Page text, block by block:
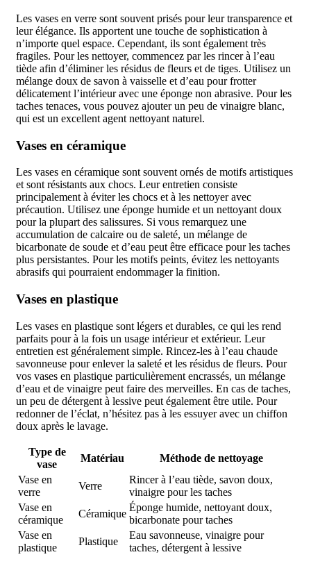
Les vases en verre sont souvent prisés pour leur transparence et
leur élégance. Ils apportent une touche de sophistication à
n’importe quel espace. Cependant, ils sont également très
fragiles. Pour les nettoyer, commencez par les rincer à l’eau
tiède afin d’éliminer les résidus de fleurs et de tiges. Utilisez un
mélange doux de savon à vaisselle et d’eau pour frotter
délicatement l’intérieur avec une éponge non abrasive. Pour les
taches tenaces, vous pouvez ajouter un peu de vinaigre blanc,
qui est un excellent agent nettoyant naturel.
Vases en céramique
Les vases en céramique sont souvent ornés de motifs artistiques
et sont résistants aux chocs. Leur entretien consiste
principalement à éviter les chocs et à les nettoyer avec
précaution. Utilisez une éponge humide et un nettoyant doux
pour la plupart des salissures. Si vous remarquez une
accumulation de calcaire ou de saleté, un mélange de
bicarbonate de soude et d’eau peut être efficace pour les taches
plus persistantes. Pour les motifs peints, évitez les nettoyants
abrasifs qui pourraient endommager la finition.
Vases en plastique
Les vases en plastique sont légers et durables, ce qui les rend
parfaits pour à la fois un usage intérieur et extérieur. Leur
entretien est généralement simple. Rincez-les à l’eau chaude
savonneuse pour enlever la saleté et les résidus de fleurs. Pour
vos vases en plastique particulièrement encrassés, un mélange
d’eau et de vinaigre peut faire des merveilles. En cas de taches,
un peu de détergent à lessive peut également être utile. Pour
redonner de l’éclat, n’hésitez pas à les essuyer avec un chiffon
doux après le lavage.
Type de
vase
Matériau
Méthode de nettoyage
Vase en
verre
Verre
Rincer à l’eau tiède, savon doux,
vinaigre pour les taches
Vase en
céramique
Céramique
Éponge humide, nettoyant doux,
bicarbonate pour taches
Vase en
plastique
Plastique
Eau savonneuse, vinaigre pour
taches, détergent à lessive